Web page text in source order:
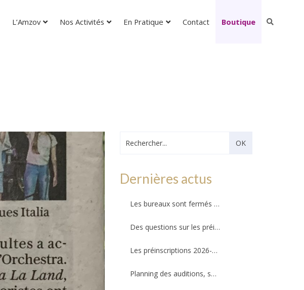
L’Amzov Nos Activités En Pratique Contact Boutique
Dernières actus
Les bureaux sont fermés – Ils ouvriront au public le mercredi 26 août 2026 !
Des questions sur les préinscriptions ?
Les préinscriptions 2026-2027 ouvriront le 20 août !
Planning des auditions, séances d’essais et permanences professeurs